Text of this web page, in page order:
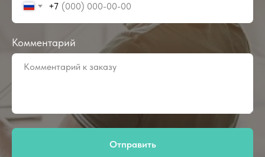
+7
Комментарий
Отправить